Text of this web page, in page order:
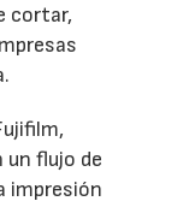
cortar,
un flujo de
impresión